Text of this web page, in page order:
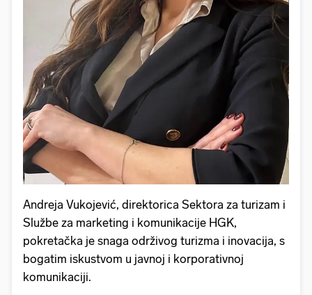
Andreja Vukojević, direktorica Sektora za turizam i
Službe za marketing i komunikacije HGK,
pokretačka je snaga održivog turizma i inovacija, s
bogatim iskustvom u javnoj i korporativnoj
komunikaciji.